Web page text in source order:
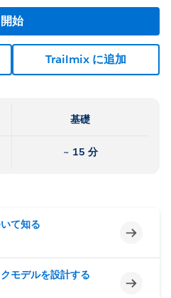
開始
Trailmix に追加
基礎
~ 15 分
て知る
未完了
モデルを設計する
未完了